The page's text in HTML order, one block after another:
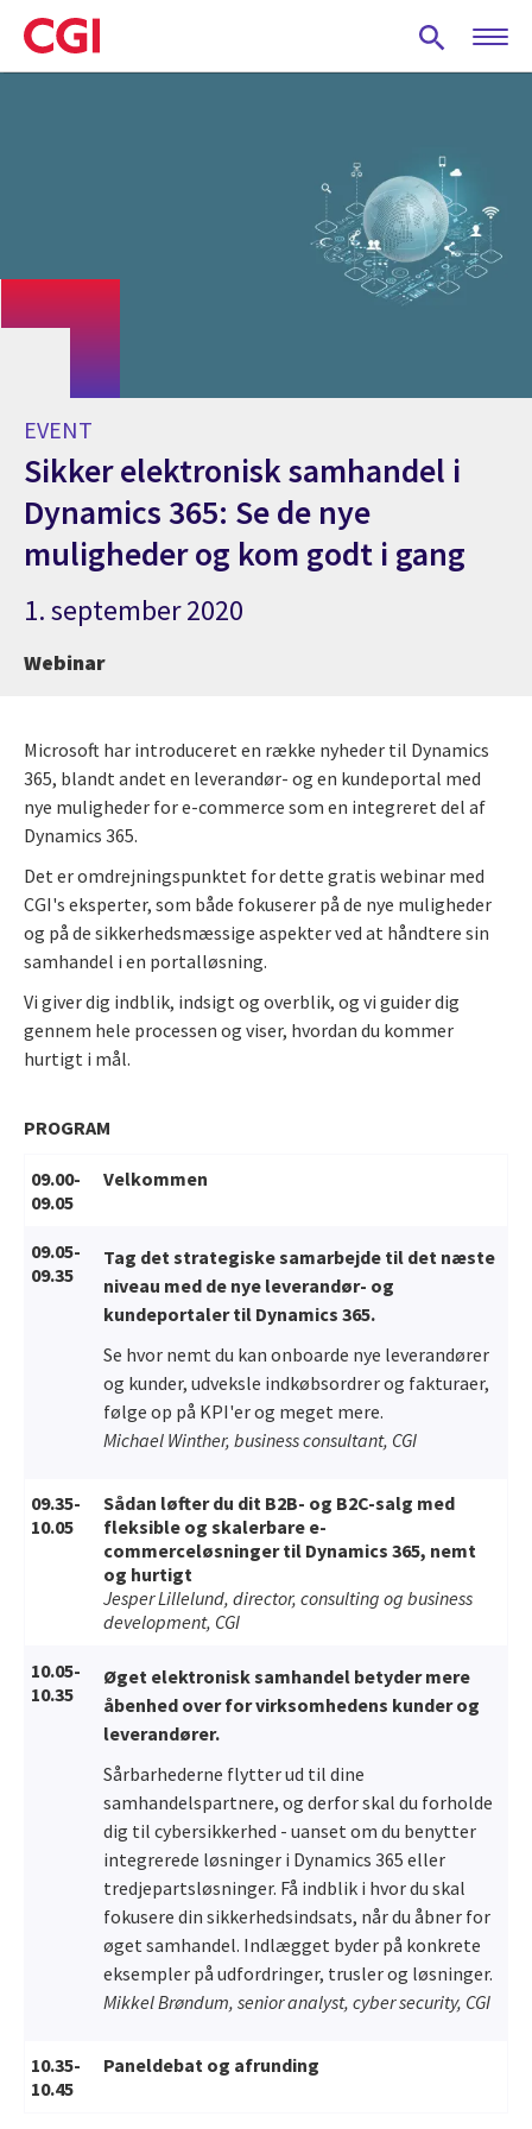
Skip
to
main
EVENT
Sikker elektronisk samhandel i
Dynamics 365: Se de nye
muligheder og kom godt i gang
1. september 2020
Webinar
Microsoft har introduceret en række nyheder til Dynamics
365, blandt andet en leverandør- og en kundeportal med
nye muligheder for e-commerce som en integreret del af
Dynamics 365.
Det er omdrejningspunktet for dette gratis webinar med
CGI's eksperter, som både fokuserer på de nye muligheder
og på de sikkerhedsmæssige aspekter ved at håndtere sin
samhandel i en portalløsning.
Vi giver dig indblik, indsigt og overblik, og vi guider dig
gennem hele processen og viser, hvordan du kommer
hurtigt i mål.
PROGRAM
09.00-
09.05
Velkommen
09.05-
09.35
Tag det strategiske samarbejde til det næste
niveau med de nye leverandør- og
kundeportaler til Dynamics 365.
Se hvor nemt du kan onboarde nye leverandører
og kunder, udveksle indkøbsordrer og fakturaer,
følge op på KPI'er og meget mere.
Michael Winther, business consultant, CGI
09.35-
10.05
Sådan løfter du dit B2B- og B2C-salg med
fleksible og skalerbare e-
commerceløsninger til Dynamics 365, nemt
og hurtigt
Jesper Lillelund, director, consulting og business
development, CGI
10.05-
10.35
Øget elektronisk samhandel betyder mere
åbenhed over for virksomhedens kunder og
leverandører.
Sårbarhederne flytter ud til dine
samhandelspartnere, og derfor skal du forholde
dig til cybersikkerhed - uanset om du benytter
integrerede løsninger i Dynamics 365 eller
tredjepartsløsninger. Få indblik i hvor du skal
fokusere din sikkerhedsindsats, når du åbner for
øget samhandel. Indlægget byder på konkrete
eksempler på udfordringer, trusler og løsninger.
Mikkel Brøndum, senior analyst, cyber security, CGI
10.35-
10.45
Paneldebat og afrunding